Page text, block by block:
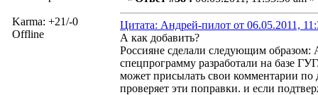
Karma: +21/-0
Offline
Цитата: Андрей-пилот от 06.05.2011,
А как добавить?
Россияне сделали следующим
спецпрограмму разработали на базе
может присылать свои комментарии по
проверяет эти поправки. и если